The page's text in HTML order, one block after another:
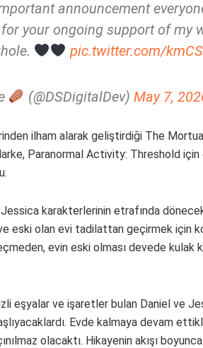
announcement
your ongoing support of my
pic.twitter.com/
(@DSDigitalDev) May 7,
ilham alarak geliştirdiği The
Paranormal Activity: Threshold
Jessica karakterlerinin etrafında
eski olan evi tadilattan geçirmek için
evin eski olması devede kulak
eşyalar ve işaretler bulan Daniel ve
Evde kalmaya devam
olacaktı. Hikayenin akışı